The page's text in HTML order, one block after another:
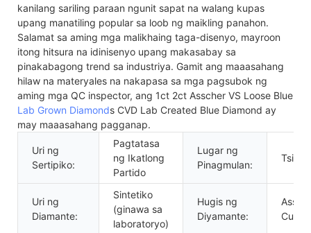
kanilang sariling paraan ngunit sapat na walang kupas
upang manatiling popular sa loob ng maikling panahon.
Salamat sa aming mga malikhaing taga-disenyo, mayroon
itong hitsura na idinisenyo upang makasabay sa
pinakabagong trend sa industriya. Gamit ang maaasahang
hilaw na materyales na nakapasa sa mga pagsubok ng
aming mga QC inspector, ang 1ct 2ct Asscher VS Loose Blue
Lab Grown Diamonds CVD Lab Created Blue Diamond ay
may maaasahang pagganap.
Uri ng
Sertipiko:
Pagtatasa
ng Ikatlong
Partido
Lugar ng
Pinagmulan:
Tsina
Uri ng
Diamante:
Sintetiko
(ginawa sa
laboratoryo)
Hugis ng
Diyamante:
Cut